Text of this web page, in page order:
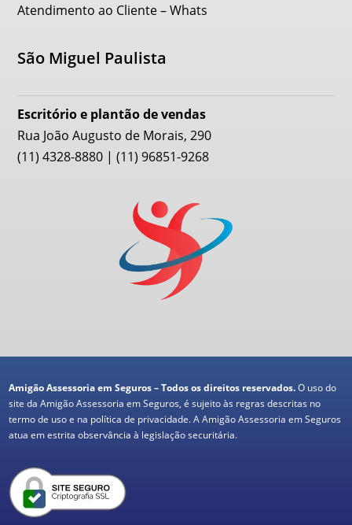
Atendimento ao Cliente – Whats
São Miguel Paulista
Escritório e plantão de vendas
Rua João Augusto de Morais, 290
(11) 4328-8880 | (11) 96851-9268
Amigão Assessoria em Seguros – Todos os direitos reservados.O uso do
site da Amigão Assessoria em Seguros, é sujeito às regras descritas no
termo de uso e na política de privacidade. A Amigão Assessoria em Seguros
atua em estrita observância à legislação securitária.